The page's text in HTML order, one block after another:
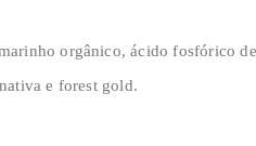
orgânico, ácido fosfórico
e forest gold.